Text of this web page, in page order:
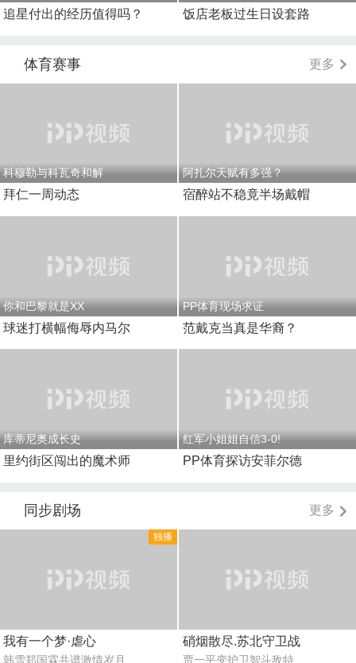
追星付出的经历值得吗？ 饭店老板过生日设套路
体育赛事 更多
科穆勒与科瓦奇和解
拜仁一周动态
阿扎尔天赋有多强？
宿醉站不稳竟半场戴帽
你和巴黎就是XX
球迷打横幅侮辱内马尔
PP体育现场求证
范戴克当真是华裔？
库蒂尼奥成长史
里约街区闯出的魔术师
红军小姐姐自信3-0!
PP体育探访安菲尔德
同步剧场 更多
我有一个梦·虐心
韩雪郑国霖共谱激情岁月
独播
硝烟散尽.苏北守卫战
贾一平变护卫智斗敌特